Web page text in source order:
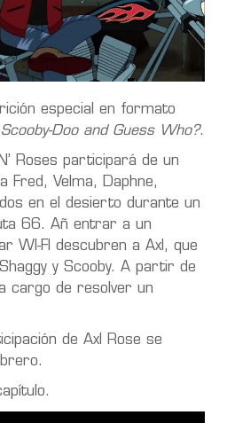
especial en formato
Scooby-Doo and Guess Who?.
Roses participará de un
Fred, Velma, Daphne,
en el desierto durante un
66. Añ entrar a un
WI-FI descubren a Axl, que
y Scooby. A partir de
cargo de resolver un
de Axl Rose se